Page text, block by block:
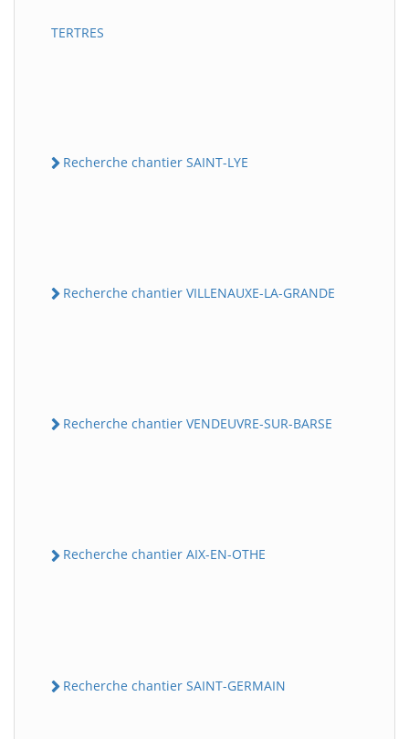
TERTRES
Recherche chantier SAINT-LYE
Recherche chantier VILLENAUXE-LA-GRANDE
Recherche chantier VENDEUVRE-SUR-BARSE
Recherche chantier AIX-EN-OTHE
Recherche chantier SAINT-GERMAIN